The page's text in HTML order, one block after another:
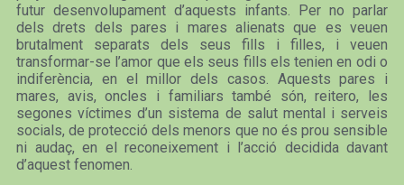
futur desenvolupament d’aquests infants. Per no parlar
dels drets dels pares i mares alienats que es veuen
brutalment separats dels seus fills i filles, i veuen
transformar-se l’amor que els seus fills els tenien en odi o
indiferència, en el millor dels casos. Aquests pares i
mares, avis, oncles i familiars també són, reitero, les
segones víctimes d’un sistema de salut mental i serveis
socials, de protecció dels menors que no és prou sensible
ni audaç, en el reconeixement i l’acció decidida davant
d’aquest fenomen.